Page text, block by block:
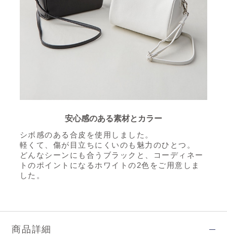
安心感のある素材とカラー
シボ感のある合皮を使用しました。
軽くて、傷が目立ちにくいのも魅力のひとつ。
どんなシーンにも合うブラックと、
コーディネー
トのポイントになるホワイトの2色をご用意しま
した。
商品詳細